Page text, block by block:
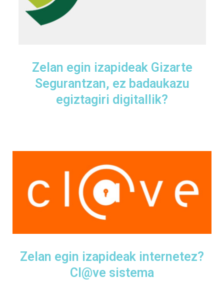
Zelan egin izapideak Gizarte
Segurantzan, ez badaukazu
egiztagiri digitallik?
Zelan egin izapideak internetez?
Cl@ve sistema